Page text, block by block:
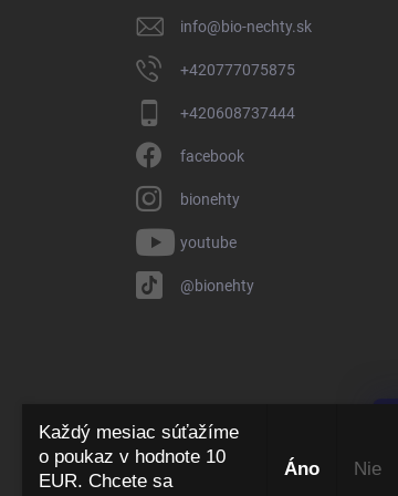
info@bio-nechty.sk
+420777075875
+420608737444
facebook
bionehty
youtube
@bionehty
Každý mesiac súťažíme
o poukaz v hodnote 10
EUR. Chcete sa
Áno ​ Nie